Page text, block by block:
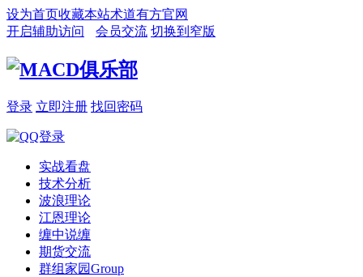
设为首页收藏本站术道有方官网
开启辅助访问
会员交流 切换到窄版
登录 立即注册 找回密码
实战看盘
技术分析
波浪理论
江恩理论
缠中说缠
期货交流
群组家园Group